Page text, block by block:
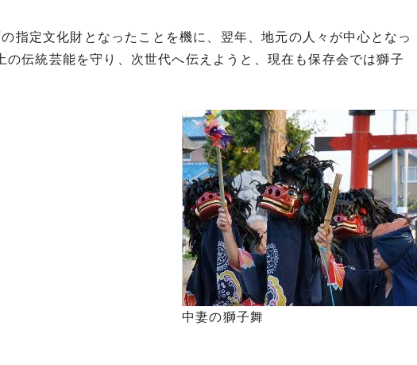
指定文化財となったことを機に、翌年、地元の人々が中心となっ
伝統芸能を守り、次世代へ伝えようと、現在も保存会では獅子
中妻の獅子舞